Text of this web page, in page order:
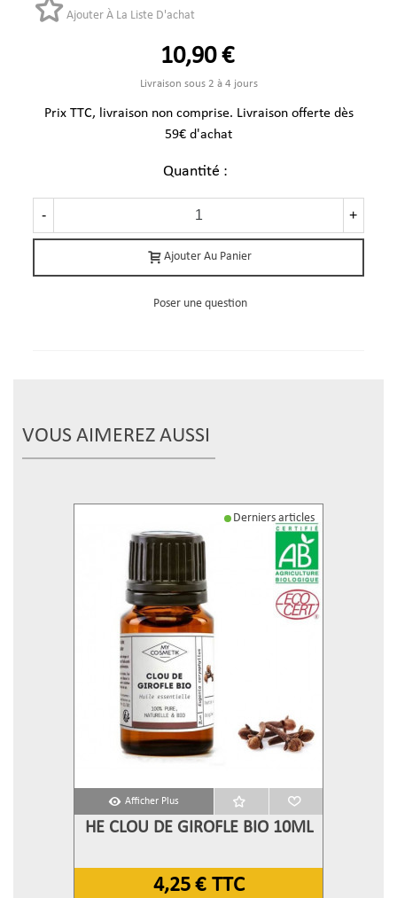
Ajouter À La Liste D'achat
10,90 €
Livraison sous 2 à 4 jours
Prix TTC, livraison non comprise. Livraison offerte dès
59€ d'achat
Quantité :
- +
Ajouter Au Panier
Poser une question
VOUS AIMEREZ AUSSI
Derniers articles
Afficher Plus
HE CLOU DE GIROFLE BIO 10ML
4,25 € TTC